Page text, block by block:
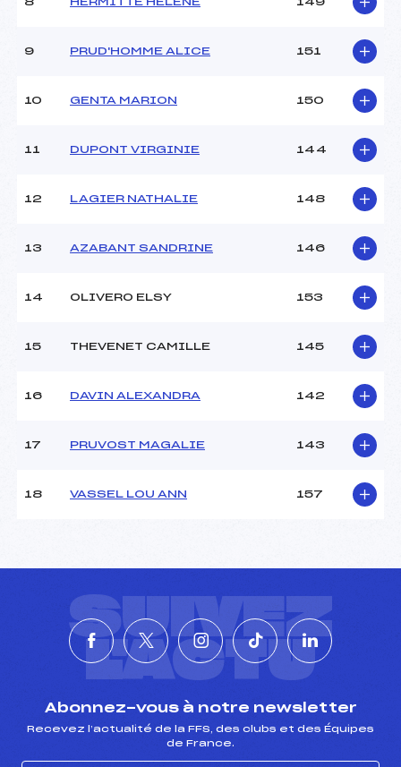
8 HERMITTE HELENE 149
9 PRUD'HOMME ALICE 151
10 GENTA MARION 150
11 DUPONT VIRGINIE 144
12 LAGIER NATHALIE 148
13 AZABANT SANDRINE 146
14 OLIVERO ELSY 153
15 THEVENET CAMILLE 145
16 DAVIN ALEXANDRA 142
17 PRUVOST MAGALIE 143
18 VASSEL LOU ANN 157
SUIVEZ
L'ACTU
Abonnez-vous à notre newsletter
Recevez l’actualité de la FFS, des clubs et des Équipes
de France.